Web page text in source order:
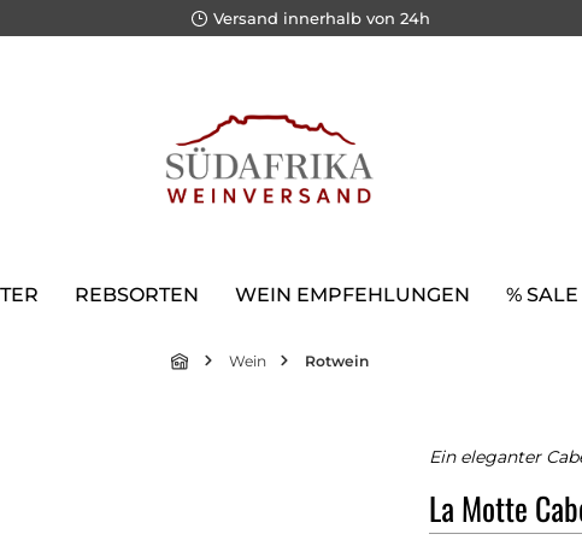
Versand innerhalb von 24h
REBSORTEN WEIN EMPFEHLUNGEN % SALE
Wein Rotwein
Ein eleganter
La Motte